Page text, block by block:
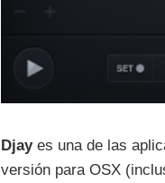
Djayes una de las
versión para OSX